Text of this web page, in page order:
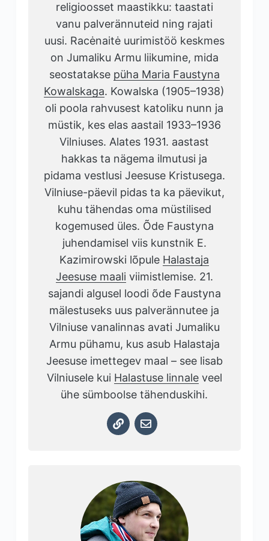
religioosset maastikku: taastati
vanu palverännuteid ning rajati
uusi. Racėnaitė uurimistöö keskmes
on Jumaliku Armu liikumine, mida
seostatakse püha Maria Faustyna
Kowalskaga. Kowalska (1905–1938)
oli poola rahvusest katoliku nunn ja
müstik, kes elas aastail 1933–1936
Vilniuses. Alates 1931. aastast
hakkas ta nägema ilmutusi ja
pidama vestlusi Jeesuse Kristusega.
Vilniuse-päevil pidas ta ka päevikut,
kuhu tähendas oma müstilised
kogemused üles. Õde Faustyna
juhendamisel viis kunstnik E.
Kazimirowski lõpule Halastaja
Jeesuse maali viimistlemise. 21.
sajandi algusel loodi õde Faustyna
mälestuseks uus palverännutee ja
Vilniuse vanalinnas avati Jumaliku
Armu pühamu, kus asub Halastaja
Jeesuse imettegev maal – see lisab
Vilniusele kui Halastuse linnaleveel
ühe sümboolse tähenduskihi.